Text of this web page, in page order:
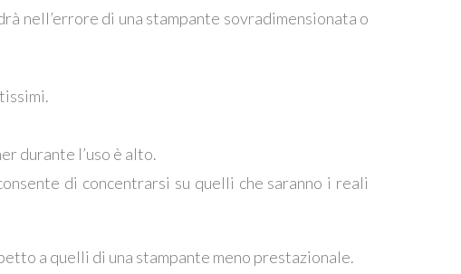
nell’errore di una stampante sovradimensionata o
durante l’uso è alto.
di concentrarsi su quelli che saranno i reali
a quelli di una stampante meno prestazionale.